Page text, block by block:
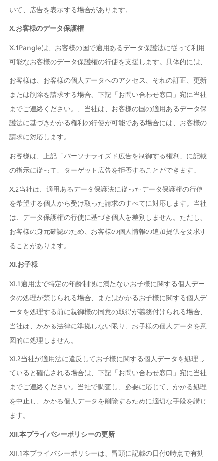
いて、広告を表示する場合があります。
X.お客様のデータ保護権
X.1Pangleは、お客様の国で適用あるデータ保護法に従って利用
可能なお客様のデータ保護権の行使を支援します。具体的には、
お客様は、お客様の個人データへのアクセス、それの訂正、更新
または削除を請求する場合、下記「お問い合わせ窓口」宛に当社
までご連絡ください。、当社は、お客様の国の適用あるデータ保
護法に基づきかかる権利の行使が可能である場合には、お客様の
請求に対応します。
お客様は、上記「パーソナライズド広告を制御する権利」に記載
の指示に従って、ターゲット広告を拒否することができます。
X.2当社は、適用あるデータ保護法に従ったデータ保護権の行使
を希望する個人から受け取った請求のすべてに対応します。当社
は、データ保護権の行使に基づき個人を差別しません。ただし、
お客様の身元確認のため、お客様の個人情報の追加提供を要求す
ることがあります。
XI.お子様
XI.1適用法で特定の年齢制限に満たないお子様に関する個人デー
タの処理が禁じられる場合、またはかかるお子様に関する個人デ
ータを処理する前に親御様の同意の取得が義務付けられる場合、
当社は、かかる法律に準拠しない限り、お子様の個人データを意
図的に処理しません。
XI.2当社が適用法に違反してお子様に関する個人データを処理し
ていると確信される場合は、下記「お問い合わせ窓口」宛に当社
までご連絡ください。当社で調査し、必要に応じて、かかる処理
を中止し、かかる個人データを削除するために適切な手段を講じ
ます。
XII.本プライバシーポリシーの更新
XII.1本プライバシーポリシーは、冒頭に記載の日付0時点で有効